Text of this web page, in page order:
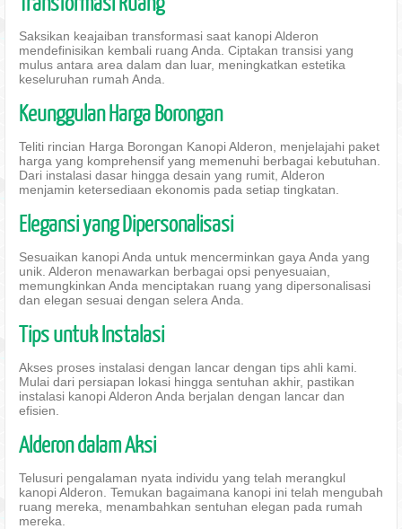
Saksikan keajaiban transformasi saat kanopi Alderon
mendefinisikan kembali ruang Anda. Ciptakan transisi yang
mulus antara area dalam dan luar, meningkatkan estetika
keseluruhan rumah Anda.
Keunggulan Harga Borongan
Teliti rincian Harga Borongan Kanopi Alderon, menjelajahi paket
harga yang komprehensif yang memenuhi berbagai kebutuhan.
Dari instalasi dasar hingga desain yang rumit, Alderon
menjamin ketersediaan ekonomis pada setiap tingkatan.
Elegansi yang Dipersonalisasi
Sesuaikan kanopi Anda untuk mencerminkan gaya Anda yang
unik. Alderon menawarkan berbagai opsi penyesuaian,
memungkinkan Anda menciptakan ruang yang dipersonalisasi
dan elegan sesuai dengan selera Anda.
Tips untuk Instalasi
Akses proses instalasi dengan lancar dengan tips ahli kami.
Mulai dari persiapan lokasi hingga sentuhan akhir, pastikan
instalasi kanopi Alderon Anda berjalan dengan lancar dan
efisien.
Alderon dalam Aksi
Telusuri pengalaman nyata individu yang telah merangkul
kanopi Alderon. Temukan bagaimana kanopi ini telah mengubah
ruang mereka, menambahkan sentuhan elegan pada rumah
mereka.